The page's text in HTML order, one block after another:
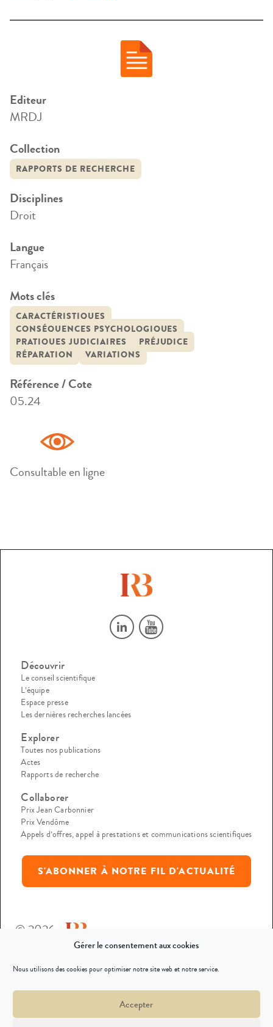
Gérer le consentement aux cookies
Nous utilisons des cookies pour optimiser notre site web et notre service.
Accepter
Editeur
MRDJ
Collection
RAPPORTS DE RECHERCHE
Disciplines
Droit
Langue
Français
Mots clés
CARACTÉRISTIQUES
CONSÉQUENCES PSYCHOLOGIQUES
PRATIQUES JUDICIAIRES
PRÉJUDICE
RÉPARATION
VARIATIONS
Référence / Cote
05.24
Consultable en ligne
Découvrir
Le conseil scientifique
L’équipe
Espace presse
Les dernières recherches lancées
Explorer
Toutes nos publications
Actes
Rapports de recherche
Collaborer
Prix Jean Carbonnier
Prix Vendôme
Appels d’offres, appel à prestations et communications scientifiques
S'ABONNER À NOTRE FIL D'ACTUALITÉ
© 2026